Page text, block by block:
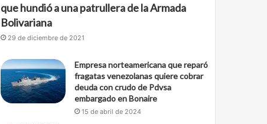
que hundió a una patrullera de la Armada
Bolivariana
29 de diciembre de 2021
Empresa norteamericana que reparó
fragatas venezolanas quiere cobrar
deuda con crudo de Pdvsa
embargado en Bonaire
15 de abril de 2024